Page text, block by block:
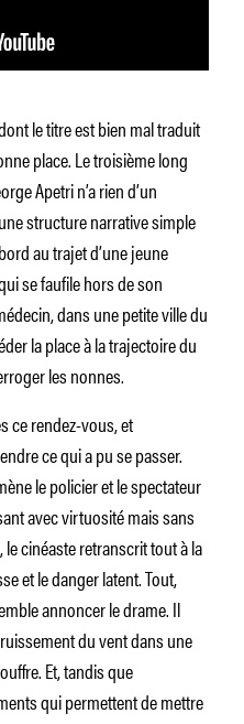
le titre est bien mal traduit
place. Le troisième long
Apetri n’a rien d’un
structure narrative simple
au trajet d’une jeune
se faufile hors de son
dans une petite ville du
la place à la trajectoire du
les nonnes.
ce rendez-vous, et
ce qui a pu se passer.
le policier et le spectateur
avec virtuosité mais sans
cinéaste retranscrit tout à la
et le danger latent. Tout,
annoncer le drame. Il
du vent dans une
Et, tandis que
qui permettent de mettre